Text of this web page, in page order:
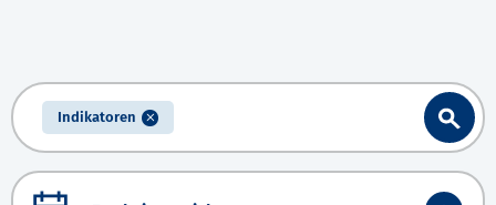
Indikatoren